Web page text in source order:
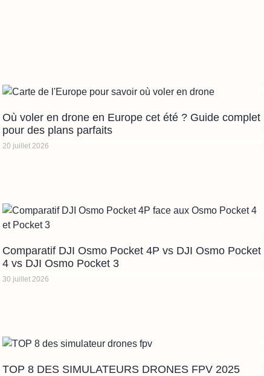
Où voler en drone en Europe cet été ? Guide complet
pour des plans parfaits
20 juillet 2026
Comparatif DJI Osmo Pocket 4P vs DJI Osmo Pocket
4 vs DJI Osmo Pocket 3
30 juillet 2026
TOP 8 DES SIMULATEURS DRONES FPV 2025